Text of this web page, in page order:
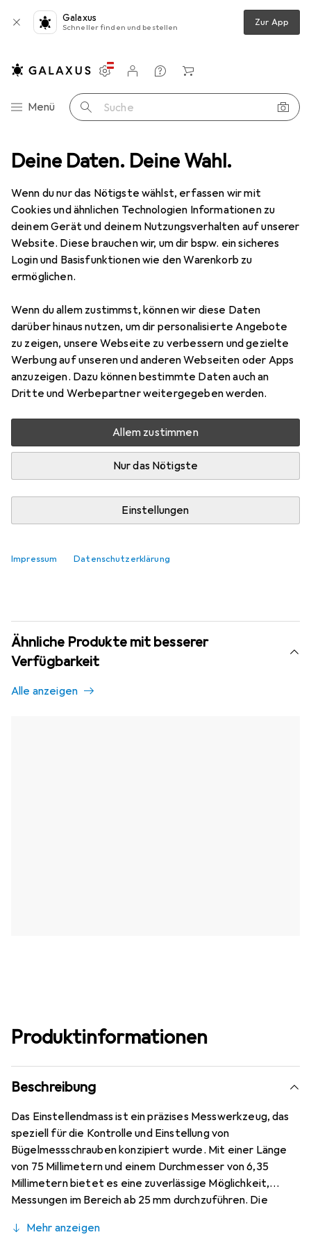
Deine Daten. Deine Wahl.
Wenn du nur das Nötigste wählst, erfassen wir mit
Cookies und ähnlichen Technologien Informationen zu
deinem Gerät und deinem Nutzungsverhalten auf unserer
Website. Diese brauchen wir, um dir bspw. ein sicheres
Login und Basisfunktionen wie den Warenkorb zu
ermöglichen.
Wenn du allem zustimmst, können wir diese Daten
darüber hinaus nutzen, um dir personalisierte Angebote
zu zeigen, unsere Webseite zu verbessern und gezielte
Werbung auf unseren und anderen Webseiten oder Apps
anzuzeigen. Dazu können bestimmte Daten auch an
Dritte und Werbepartner weitergegeben werden.
Allem zustimmen
Nur das Nötigste
Einstellungen
Impressum Datenschutzerklärung
Galaxus
Schneller finden und bestellen Zur App
Navigation nach Kategorien
Menü Suche
Einstellungen
Kundenkonto
Vergleichslisten
Merklisten
Warenkorb
Messwerkzeug Messlehre Mitutoyo Einstellendmass
MitutoyoEinstellendmass
EUR
46,01
Bewertungen
Zwischen Do, 20.8. und Do, 27.8. geliefert
Benachrichtigen, wenn schneller verfügbar
In den Warenkorb
Vergleichen Merken
kostenloser Versand
Ähnliche Produkte mit besserer
Verfügbarkeit
Alle anzeigen
Produktinformationen
Beschreibung
Das Einstellendmass ist ein präzises Messwerkzeug, das
speziell für die Kontrolle und Einstellung von
Bügelmessschrauben konzipiert wurde. Mit einer Länge
von 75 Millimetern und einem Durchmesser von 6,35
Millimetern bietet es eine zuverlässige Möglichkeit,
Messungen im Bereich ab 25 mm durchzuführen. Die
komfortable Handhabung und ermöglicht eine einfache
Mehr anzeigen